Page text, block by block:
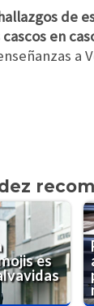
de
en
es